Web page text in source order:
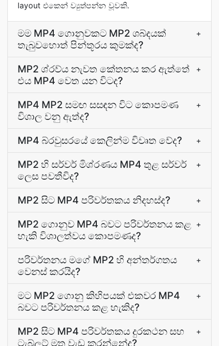
layout එකෙන් ව්‍යුත්පන්න වූවකි.
මම MP4 ගොනුවකට MP2 ශබ්දයක්
තැබුවහොත් පින්තූරය කුමක්ද?
+
MP2 ශ්රව්ය නැවත කේතනය කර ඇත්තේ
එය MP4 වෙත යන විටද?
+
MP4 MP2 සමඟ සසඳන විට කොපමණ
විශාල වනු ඇත්ද?
+
MP4 බ්රවුසරයේ කෙලින්ම විවෘත වේද? +
MP2 හි සර්වර් මිශ්රණය MP4 තුළ සර්වර්
ලෙස පවතීවිද?
+
MP2 සිට MP4 පරිවර්තකය නිදහස්ද? +
MP2 ගොනුව MP4 බවට පරිවර්තනය කළ
හැකි විශාලත්වය කොපමණද?
+
පරිවර්තනය මගේ MP2 හි අන්තර්ගතය
වෙනස් කරයිද?
+
මට MP2 ගොනු කිහිපයක් එකවර MP4
බවට පරිවර්තනය කළ හැකිද?
+
MP2 සිට MP4 පරිවර්තකය දුරකථන සහ
ටැබ්ලට් මත වැඩ කරන්නේද?
+